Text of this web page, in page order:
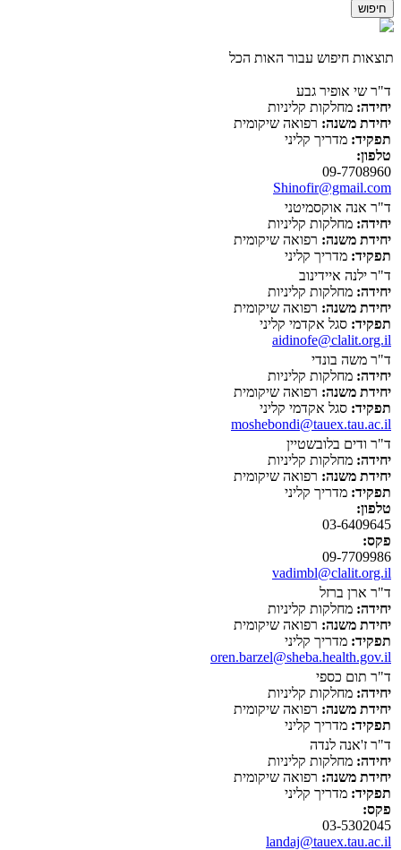
תוצאות חיפוש עבור האות הכל
ד"ר שי אופיר גבע
יחידה: מחלקות קליניות
יחידת משנה: רפואה שיקומית
תפקיד: מדריך קליני
טלפון:
09-7708960
Shinofir@gmail.com
ד"ר אנה אוקסמיטני
יחידה: מחלקות קליניות
יחידת משנה: רפואה שיקומית
תפקיד: מדריך קליני
ד"ר ילנה איידינוב
יחידה: מחלקות קליניות
יחידת משנה: רפואה שיקומית
תפקיד: סגל אקדמי קליני
aidinofe@clalit.org.il
ד"ר משה בונדי
יחידה: מחלקות קליניות
יחידת משנה: רפואה שיקומית
תפקיד: סגל אקדמי קליני
moshebondi@tauex.tau.ac.il
ד"ר ודים בלובשטיין
יחידה: מחלקות קליניות
יחידת משנה: רפואה שיקומית
תפקיד: מדריך קליני
טלפון:
03-6409645
פקס:
09-7709986
vadimbl@clalit.org.il
ד"ר ארן ברזל
יחידה: מחלקות קליניות
יחידת משנה: רפואה שיקומית
תפקיד: מדריך קליני
oren.barzel@sheba.health.gov.il
ד"ר תום כספי
יחידה: מחלקות קליניות
יחידת משנה: רפואה שיקומית
תפקיד: מדריך קליני
ד"ר ז'אנה לנדה
יחידה: מחלקות קליניות
יחידת משנה: רפואה שיקומית
תפקיד: מדריך קליני
פקס:
03-5302045
landaj@tauex.tau.ac.il